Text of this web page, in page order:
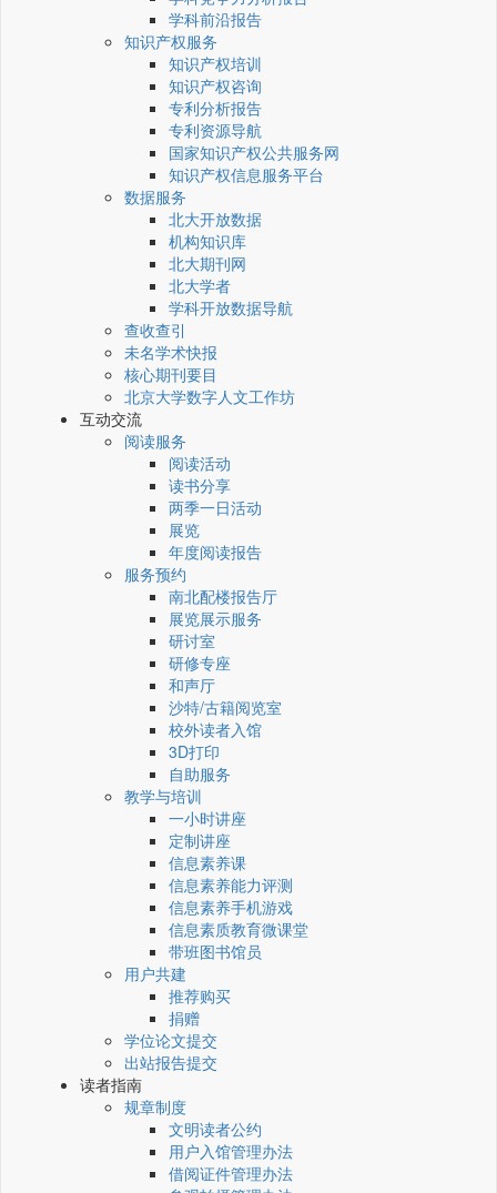
学科前沿报告
知识产权服务
知识产权培训
知识产权咨询
专利分析报告
专利资源导航
国家知识产权公共服务网
知识产权信息服务平台
数据服务
北大开放数据
机构知识库
北大期刊网
北大学者
学科开放数据导航
查收查引
未名学术快报
核心期刊要目
北京大学数字人文工作坊
互动交流
阅读服务
阅读活动
读书分享
两季一日活动
展览
年度阅读报告
服务预约
南北配楼报告厅
展览展示服务
研讨室
研修专座
和声厅
沙特/古籍阅览室
校外读者入馆
3D打印
自助服务
教学与培训
一小时讲座
定制讲座
信息素养课
信息素养能力评测
信息素养手机游戏
信息素质教育微课堂
带班图书馆员
用户共建
推荐购买
捐赠
学位论文提交
出站报告提交
读者指南
规章制度
文明读者公约
用户入馆管理办法
借阅证件管理办法